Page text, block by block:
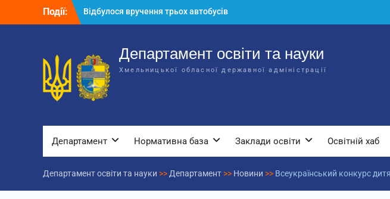
Події:
Відбулося вручення трьох автобусів
для потреб закладів освіти
Департаменту освіти та науки обласної
державної адміністрації
Відбулась обласна нарада для
відповідальних за національно-
патріотичне виховання
Департамент освіти та науки
Хмельницької обласної державної адміністрації
Департамент Нормативна база Заклади освіти Освітній хаб
Департамент освіти та науки >> Департамент >> Новини >> Всеукраїнський конкурс